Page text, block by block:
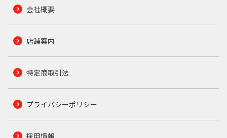
会社概要
店舗案内
特定商取引法
プライバシーポリシー